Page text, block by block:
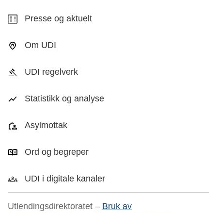
Presse og aktuelt
Om UDI
UDI regelverk
Statistikk og analyse
Asylmottak
Ord og begreper
UDI i digitale kanaler
Utlendingsdirektoratet – Bruk av